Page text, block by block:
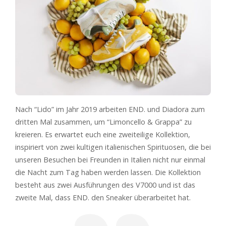
Nach “Lido” im Jahr 2019 arbeiten END. und Diadora zum
dritten Mal zusammen, um “Limoncello & Grappa” zu
kreieren. Es erwartet euch eine zweiteilige Kollektion,
inspiriert von zwei kultigen italienischen Spirituosen, die bei
unseren Besuchen bei Freunden in Italien nicht nur einmal
die Nacht zum Tag haben werden lassen. Die Kollektion
besteht aus zwei Ausführungen des V7000 und ist das
zweite Mal, dass END. den Sneaker überarbeitet hat.